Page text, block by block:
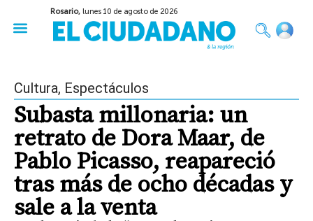
Rosario,lunes 10 de agosto de 2026
Cultura, Espectáculos
Subasta millonaria: un
retrato de Dora Maar, de
Pablo Picasso, reapareció
tras más de ocho décadas y
sale a la venta